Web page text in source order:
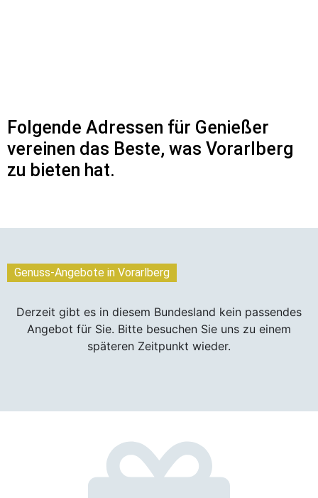
Folgende Adressen für Genießer
vereinen das Beste, was Vorarlberg
zu bieten hat.
Genuss-Angebote in Vorarlberg
Derzeit gibt es in diesem Bundesland kein passendes
Angebot für Sie. Bitte besuchen Sie uns zu einem
späteren Zeitpunkt wieder.